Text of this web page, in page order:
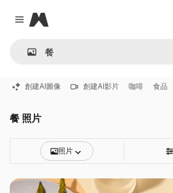
Close menu
Magnific
創建AI圖像 創建AI影片 咖啡 食品
餐 照片
照片